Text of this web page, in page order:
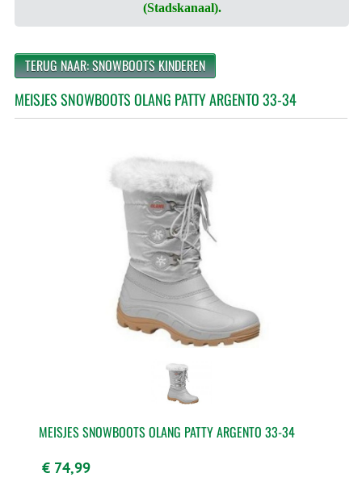
(Stadskanaal).
TERUG NAAR: SNOWBOOTS KINDEREN
MEISJES SNOWBOOTS OLANG PATTY ARGENTO 33-34
MEISJES SNOWBOOTS OLANG PATTY ARGENTO 33-34
€ 74,99